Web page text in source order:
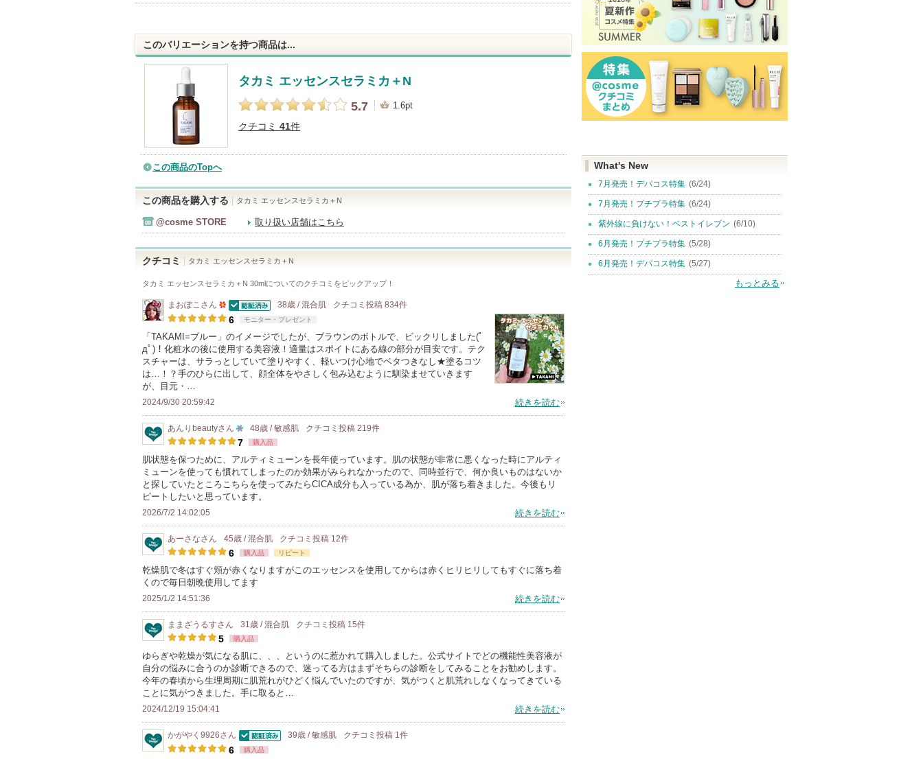
このバリエーションを持つ商品は...
タカミ エッセンスセラミカ＋N
5.7
1.6pt
クチコミ 41件
この商品のTopへ
この商品を購入する タカミ エッセンスセラミカ＋N
@cosme STORE 取り扱い店舗はこちら
クチコミ タカミ エッセンスセラミカ＋N
タカミ エッセンスセラミカ＋N 30mlについてのクチコミをピックアップ！
まおぽこ さん
50
以
上
ン
バ
ー
に
お
気
り
録
れ
て
い
ま
す
認証済
38歳 / 混合肌 クチコミ投稿 834件
6 モニター・プレゼント
「TAKAMI=ブルー」のイメージでしたが、ブラウンのボトルで、ビックリしました(ﾟ
дﾟ)！化粧水の後に使用する美容液！適量はスポイトにある線の部分が目安です。テク
スチャーは、サラっとしていて塗りやすく、軽いつけ心地でベタつきなし★塗るコツ
は…！？手のひらに出して、顔全体をやさしく包み込むように馴染ませていきます
が、目元・…
2024/9/30 20:59:42 続きを読む
あんりbeautyさん
10
人
以
上
ン
バ
ー
に
気
に
入
り
登
れ
て
48歳 / 敏感肌 クチコミ投稿 219件
7 購入品
肌状態を保つために、アルティミューンを長年使っています。肌の状態が非常に悪くなった時にアルティ
ミューンを使っても慣れてしまったのか効果がみられなかったので、同時並行で、何か良いものはないか
と探していたところこちらを使ってみたらCICA成分も入っている為か、肌が落ち着きました。今後もリ
ピートしたいと思っています。
2026/7/2 14:02:05 続きを読む
あーさなさん 45歳 / 混合肌 クチコミ投稿 12件
6 購入品 リピート
乾燥肌で冬はすぐ頬が赤くなりますがこのエッセンスを使用してからは赤くヒリヒリしてもすぐに落ち着
くので毎日朝晩使用してます
2025/1/2 14:51:36 続きを読む
ままざうるすさん 31歳 / 混合肌 クチコミ投稿 15件
5 購入品
ゆらぎや乾燥が気になる肌に、、、というのに惹かれて購入しました。公式サイトでどの機能性美容液が
自分の悩みに合うのか診断できるので、迷ってる方はまずそちらの診断をしてみることをお勧めします。
今年の春頃から生理周期に肌荒れがひどく悩んでいたのですが、気がつくと肌荒れしなくなってきている
ことに気がつきました。手に取ると…
2024/12/19 15:04:41 続きを読む
かがやく9926さん
認証済
39歳 / 敏感肌 クチコミ投稿 1 件
6 購入品
What's New
7月発売！デパコス特集 (6/24)
7月発売！プチプラ特集 (6/24)
紫外線に負けない！ベストイレブン (6/10)
6月発売！プチプラ特集 (5/28)
6月発売！デパコス特集 (5/27)
もっとみる